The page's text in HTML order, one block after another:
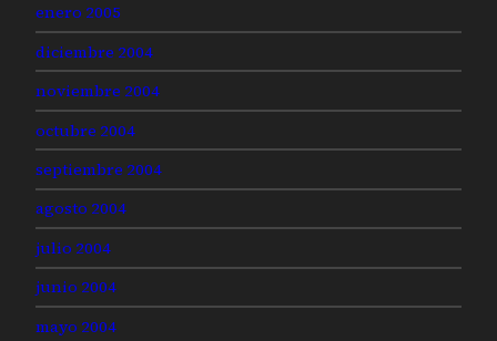
enero 2005
diciembre 2004
noviembre 2004
octubre 2004
septiembre 2004
agosto 2004
julio 2004
junio 2004
mayo 2004